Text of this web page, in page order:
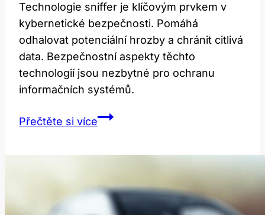
Technologie sniffer je klíčovým prvkem v
kybernetické bezpečnosti. Pomáhá
odhalovat potenciální hrozby a chránit citlivá
data. Bezpečnostní aspekty těchto
technologií jsou nezbytné pro ochranu
informačních systémů.
Přečtěte si víceSniffer: